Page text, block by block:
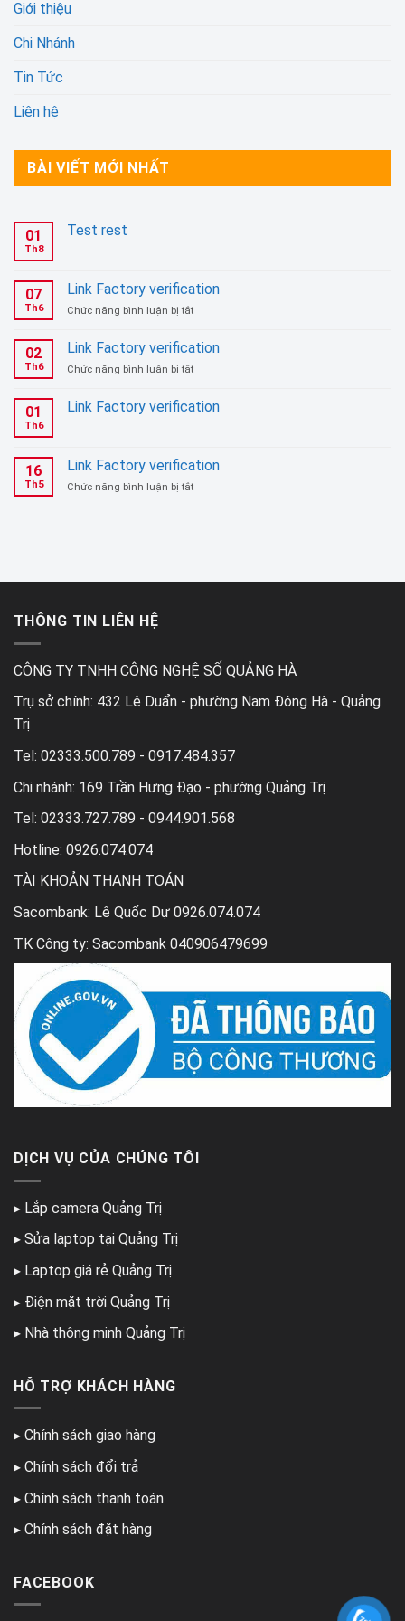
Giới thiệu
Chi Nhánh
Tin Tức
Liên hệ
BÀI VIẾT MỚI NHẤT
01
Th8
Test rest
07
Th6
Link Factory verification
Chức năng bình luận bị tắtở
Factory
verification
02
Th6
Link Factory verification
Chức năng bình luận bị tắtở
Factory
verification
01
Th6
Link Factory verification
16
Th5
Link Factory verification
Chức năng bình luận bị tắtở
THÔNG TIN LIÊN HỆ
CÔNG TY TNHH CÔNG NGHỆ SỐ QUẢNG HÀ
Trụ sở chính: 432 Lê Duẩn - phường Nam Đông Hà - Quảng
Trị
Tel: 02333.500.789 - 0917.484.357
Chi nhánh: 169 Trần Hưng Đạo - phường Quảng Trị
Tel: 02333.727.789 - 0944.901.568
Hotline: 0926.074.074
TÀI KHOẢN THANH TOÁN
Sacombank: Lê Quốc Dự 0926.074.074
TK Công ty: Sacombank 040906479699
DỊCH VỤ CỦA CHÚNG TÔI
▸ Lắp camera Quảng Trị
▸ Sửa laptop tại Quảng Trị
▸ Laptop giá rẻ Quảng Trị
▸ Điện mặt trời Quảng Trị
▸ Nhà thông minh Quảng Trị
HỖ TRỢ KHÁCH HÀNG
▸ Chính sách giao hàng
▸ Chính sách đổi trả
▸ Chính sách thanh toán
▸ Chính sách đặt hàng
FACEBOOK